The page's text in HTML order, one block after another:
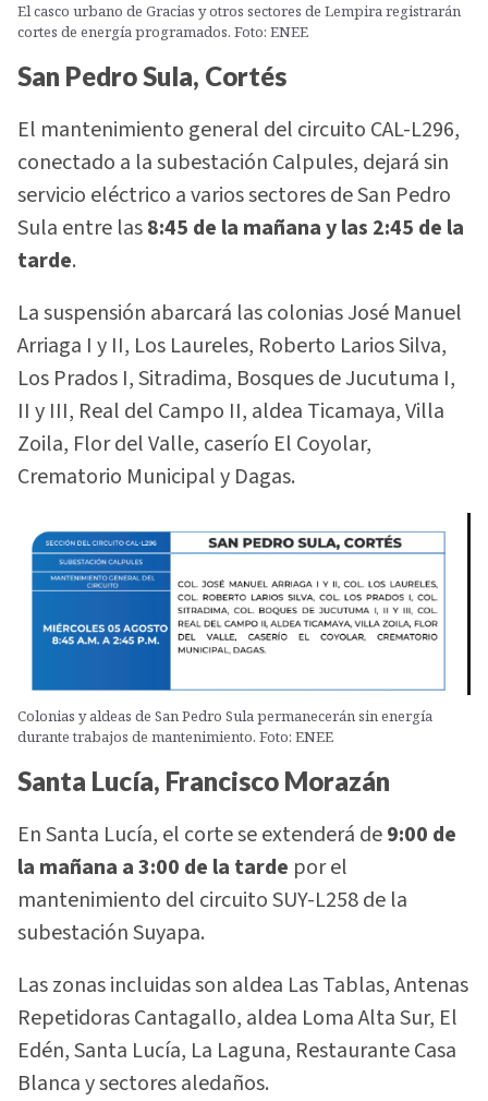
El casco urbano de Gracias y otros sectores de Lempira registrarán
cortes de energía programados. Foto: ENEE
San Pedro Sula, Cortés
El mantenimiento general del circuito CAL-L296,
conectado a la subestación Calpules, dejará sin
servicio eléctrico a varios sectores de San Pedro
Sula entre las8:45 de la mañana y las 2:45 de la
tarde.
La suspensión abarcará las colonias José Manuel
Arriaga I y II, Los Laureles, Roberto Larios Silva,
Los Prados I, Sitradima, Bosques de Jucutuma I,
II y III, Real del Campo II, aldea Ticamaya, Villa
Zoila, Flor del Valle, caserío El Coyolar,
Crematorio Municipal y Dagas.
Colonias y aldeas de San Pedro Sula permanecerán sin energía
durante trabajos de mantenimiento. Foto: ENEE
Santa Lucía, Francisco Morazán
En Santa Lucía, el corte se extenderá de9:00 de
la mañana a 3:00 de la tarde por el
mantenimiento del circuito SUY-L258 de la
subestación Suyapa.
Las zonas incluidas son aldea Las Tablas, Antenas
Repetidoras Cantagallo, aldea Loma Alta Sur, El
Edén, Santa Lucía, La Laguna, Restaurante Casa
Blanca y sectores aledaños.